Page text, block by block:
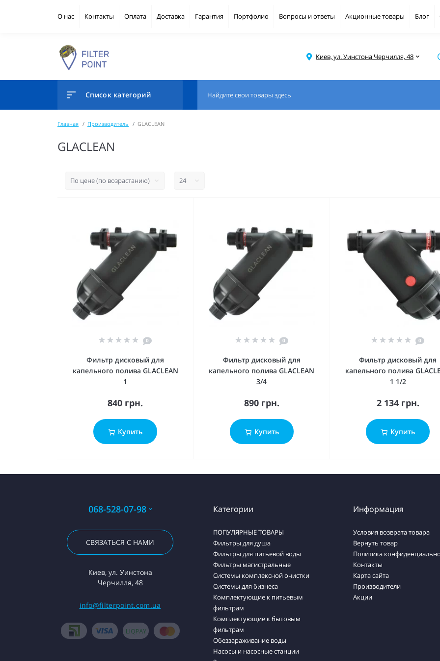
О нас Контакты Оплата Доставка Гарантия Портфолио Вопросы и ответы Акционные товары Блог
Киев, ул. Уинстона Черчилля, 48
Список категорий
Главная Производитель GLACLEAN
GLACLEAN
0
Фильтр дисковый для
капельного полива GLACLEAN
1
840 грн.
Купить
0
Фильтр дисковый для
капельного полива GLACLEAN
3/4
890 грн.
Купить
0
Фильтр дисковый для
капельного полива
1 1/2
2 134 грн.
Купить
068-528-07-98
СВЯЗАТЬСЯ С НАМИ
Киев, ул. Уинстона
Черчилля, 48
info@filterpoint.com.ua
Категории
ПОПУЛЯРНЫЕ ТОВАРЫ
Фильтры для душа
Фильтры для питьевой воды
Фильтры магистральные
Системы комплексной очистки
Системы для бизнеса
Комплектующие к питьевым
фильтрам
Комплектующие к бытовым
фильтрам
Обеззараживание воды
Насосы и насосные станции
Информация
Условия возврата товара
Вернуть товар
Политика
Контакты
Карта сайта
Производители
Акции